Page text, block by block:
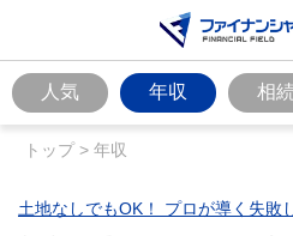
人気 年収 相続
トップ> 年収
土地なしでもOK！ プロが導く失